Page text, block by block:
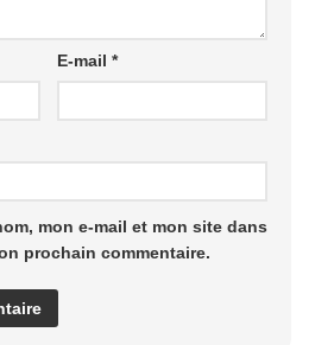
E-mail*
mon e-mail et mon site dans
prochain commentaire.